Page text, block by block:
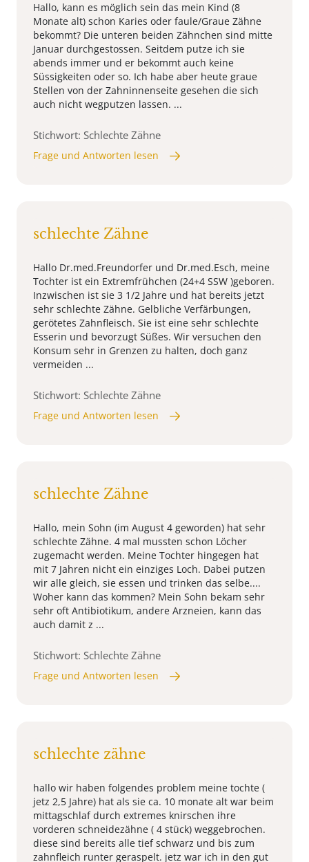
Hallo, kann es möglich sein das mein Kind (8
Monate alt) schon Karies oder faule/Graue Zähne
bekommt? Die unteren beiden Zähnchen sind mitte
Januar durchgestossen. Seitdem putze ich sie
abends immer und er bekommt auch keine
Süssigkeiten oder so. Ich habe aber heute graue
Stellen von der Zahninnenseite gesehen die sich
auch nicht wegputzen lassen. ...
Stichwort: Schlechte Zähne
Frage und Antworten lesen
schlechte Zähne
Hallo Dr.med.Freundorfer und Dr.med.Esch, meine
Tochter ist ein Extremfrühchen (24+4 SSW )geboren.
Inzwischen ist sie 3 1/2 Jahre und hat bereits jetzt
sehr schlechte Zähne. Gelbliche Verfärbungen,
gerötetes Zahnfleisch. Sie ist eine sehr schlechte
Esserin und bevorzugt Süßes. Wir versuchen den
Konsum sehr in Grenzen zu halten, doch ganz
vermeiden ...
Stichwort: Schlechte Zähne
Frage und Antworten lesen
schlechte Zähne
Hallo, mein Sohn (im August 4 geworden) hat sehr
schlechte Zähne. 4 mal mussten schon Löcher
zugemacht werden. Meine Tochter hingegen hat
mit 7 Jahren nicht ein einziges Loch. Dabei putzen
wir alle gleich, sie essen und trinken das selbe....
Woher kann das kommen? Mein Sohn bekam sehr
sehr oft Antibiotikum, andere Arzneien, kann das
auch damit z ...
Stichwort: Schlechte Zähne
Frage und Antworten lesen
schlechte zähne
hallo wir haben folgendes problem meine tochte (
jetz 2,5 Jahre) hat als sie ca. 10 monate alt war beim
mittagschlaf durch extremes knirschen ihre
vorderen schneidezähne ( 4 stück) weggebrochen.
diese sind bereits alle tief schwarz und bis zum
zahnfleich runter geraspelt. jetz war ich in den gut